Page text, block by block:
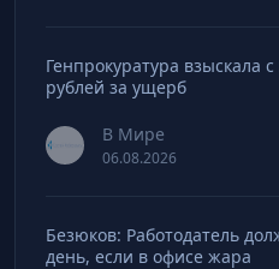
Генпрокуратура взыскала
рублей за ущерб
В Мире
06.08.2026
Безюков: Работодатель
день, если в офисе жара